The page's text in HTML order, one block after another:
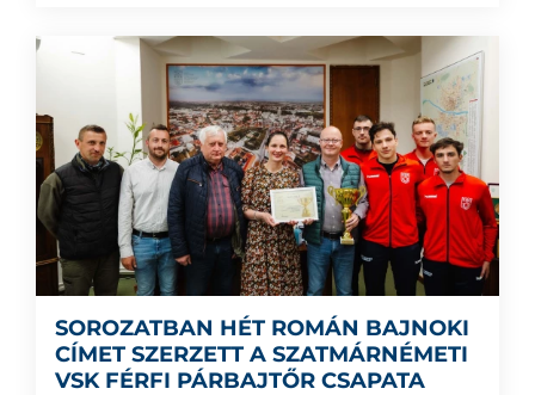
SOROZATBAN HÉT ROMÁN BAJNOKI
CÍMET SZERZETT A SZATMÁRNÉMETI
VSK FÉRFI PÁRBAJTŐR CSAPATA